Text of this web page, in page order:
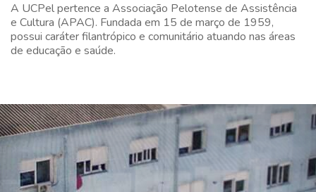
A UCPel pertence a Associação Pelotense de Assistência
e Cultura (APAC). Fundada em 15 de março de 1959,
possui caráter filantrópico e comunitário atuando nas áreas
de educação e saúde.